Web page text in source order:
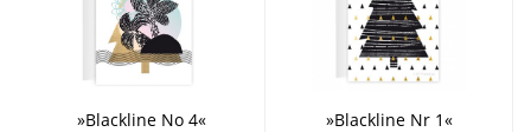
»Blackline No 4« »Blackline Nr 1«